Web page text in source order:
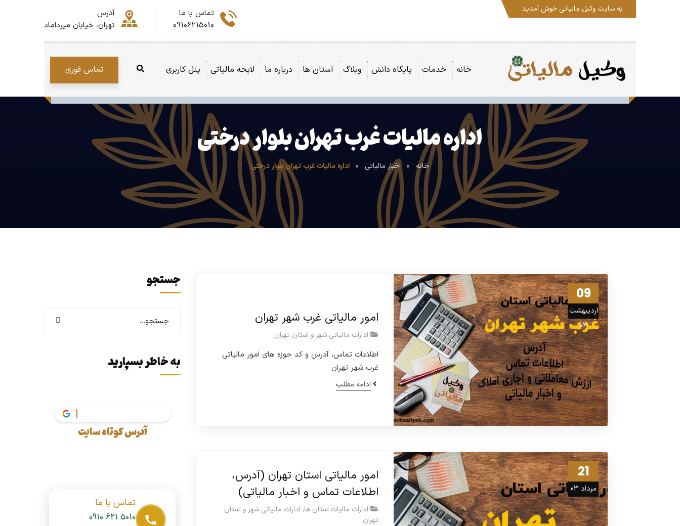
به سایت وکیل مالیاتی خوش آمدید
تماس با ما
09106215010
آدرس
تهران، خیابان میرداماد
خانه خدمات پایگاه دانش وبلاگ استان ها درباره ما لایحه مالیاتی پنل کاربری تماس فوری
اداره مالیات غرب تهران بلوار درختی
خانه » اخبار مالیاتی » اداره مالیات غرب تهران بلوار درختی
09
اردیبهشت
04
امور مالیاتی غرب شهر تهران
ادارات مالیاتی شهر و استان تهران
اطلاعات تماس، آدرس و کد حوزه های امور مالیاتی
غرب شهر تهران
ادامه مطلب
21
مرداد 03
امور مالیاتی استان تهران (آدرس،
اطلاعات تماس و اخبار مالیاتی)
ادارات مالیات استان ها, ادارات مالیاتی شهر و استان
تهران
جستجو
به خاطر بسپارید
آدرس کوتاه سایت
تماس با ما
0910 621 5010